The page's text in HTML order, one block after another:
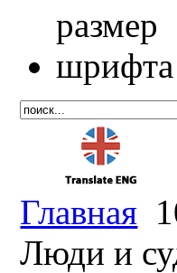
Главная
Люди и